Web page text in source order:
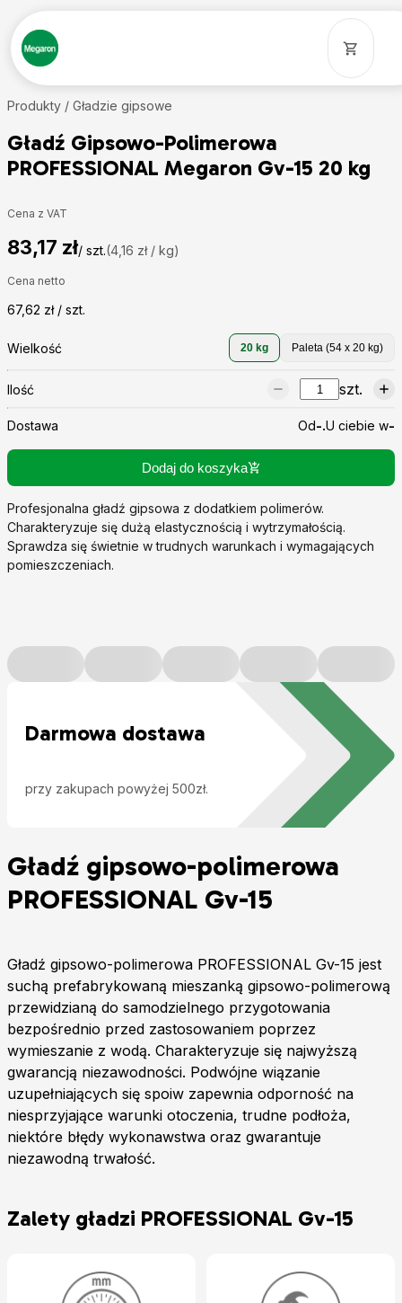
Produkty / Gładzie gipsowe
Gładź Gipsowo-Polimerowa
PROFESSIONAL Megaron Gv-15 20 kg
Cena z VAT
83,17 zł/ szt.(4,16 zł / kg)
Cena netto
67,62 zł / szt.
Wielkość 20 kg Paleta (54 x 20 kg)
Ilość szt.
Dostawa Od-.U ciebie w-
Dodaj do koszyka
Profesjonalna gładź gipsowa z dodatkiem polimerów.
Charakteryzuje się dużą elastycznością i wytrzymałością.
Sprawdza się świetnie w trudnych warunkach i wymagających
pomieszczeniach.
Produkt zawiera kod QR warty+8 pkt.
Dowiedz się więcej
Darmowa dostawa
przy zakupach powyżej 500zł.
Gładź gipsowo-polimerowa
PROFESSIONAL Gv-15
Gładź gipsowo-polimerowa PROFESSIONAL Gv-15 jest
suchą prefabrykowaną mieszanką gipsowo-polimerową
przewidzianą do samodzielnego przygotowania
bezpośrednio przed zastosowaniem poprzez
wymieszanie z wodą. Charakteryzuje się najwyższą
gwarancją niezawodności. Podwójne wiązanie
uzupełniających się spoiw zapewnia odporność na
niesprzyjające warunki otoczenia, trudne podłoża,
niektóre błędy wykonawstwa oraz gwarantuje
niezawodną trwałość.
Zalety gładzi PROFESSIONAL Gv-15